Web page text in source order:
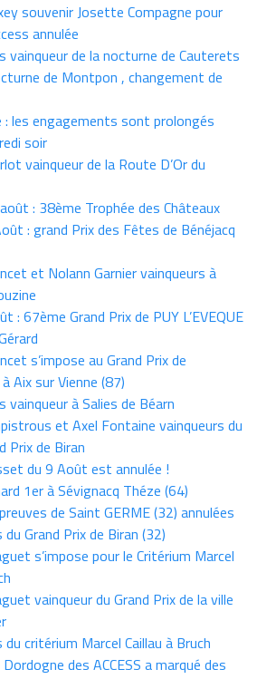
souvenir Josette Compagne pour
annulée
vainqueur de la nocturne de Cauterets
de Montpon , changement de
: les engagements sont prolongés
soir
vainqueur de la Route D’Or du
: 38ème Trophée des Châteaux
: grand Prix des Fêtes de Bénéjacq
et Nolann Garnier vainqueurs à
: 67ème Grand Prix de PUY L’EVEQUE
s’impose au Grand Prix de
Aix sur Vienne (87)
vainqueur à Salies de Béarn
et Axel Fontaine vainqueurs du
Prix de Biran
du 9 Août est annulée !
1er à Sévignacq Théze (64)
de Saint GERME (32) annulées
Grand Prix de Biran (32)
s’impose pour le Critérium Marcel
vainqueur du Grand Prix de la ville
critérium Marcel Caillau à Bruch
des ACCESS a marqué des